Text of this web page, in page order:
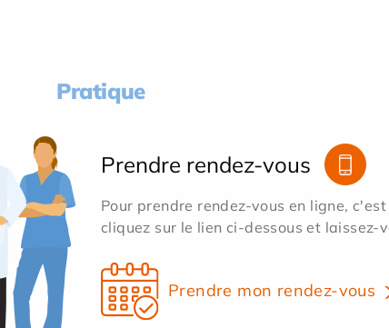
Pratique
Prendre rendez-vous
Pour prendre rendez-vous en ligne,
cliquez sur le lien ci-dessous et laissez-
Prendre mon rendez-vous